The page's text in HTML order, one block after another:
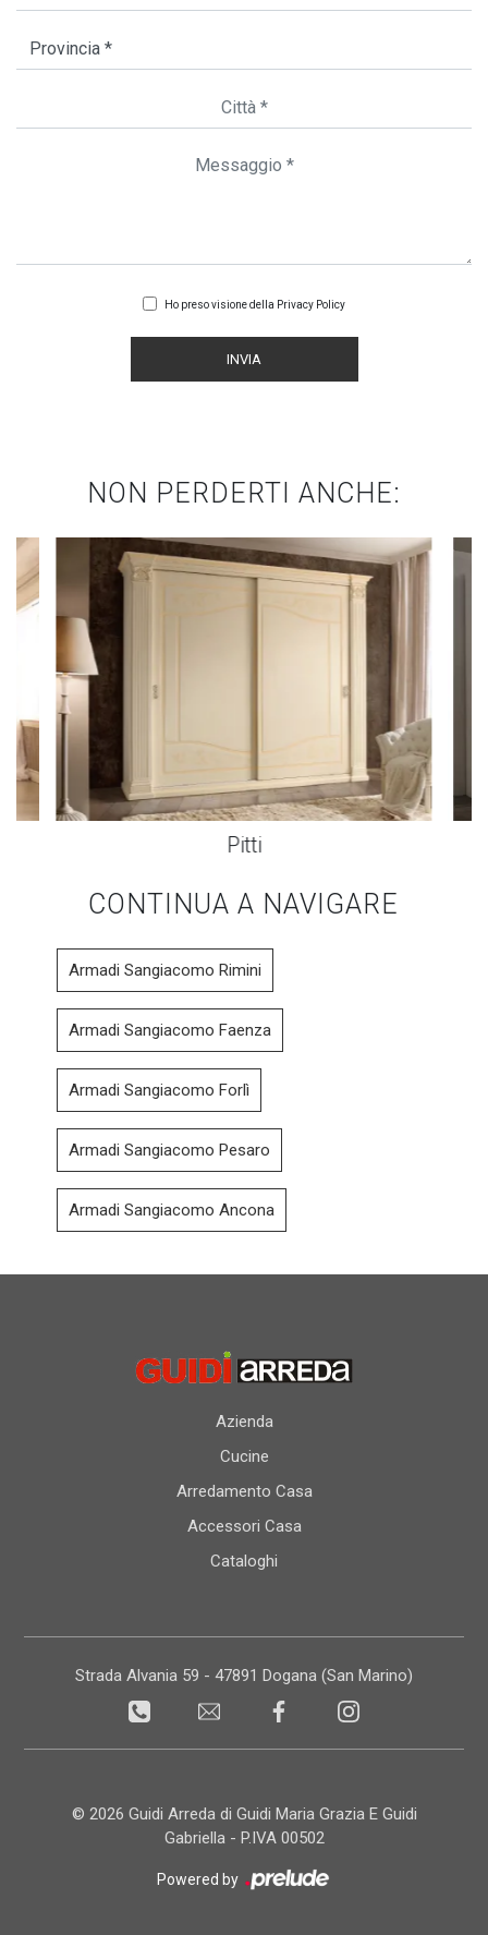
Ho preso visione della Privacy Policy
INVIA
NON PERDERTI ANCHE:
Pitti
CONTINUA A NAVIGARE
Armadi Sangiacomo Rimini
Armadi Sangiacomo Faenza
Armadi Sangiacomo Forlì
Armadi Sangiacomo Pesaro
Armadi Sangiacomo Ancona
Azienda
Cucine
Arredamento Casa
Accessori Casa
Cataloghi
Strada Alvania 59 - 47891 Dogana (San Marino)
© 2026 Guidi Arreda di Guidi Maria Grazia E Guidi
Gabriella - P.IVA 00502
Powered by